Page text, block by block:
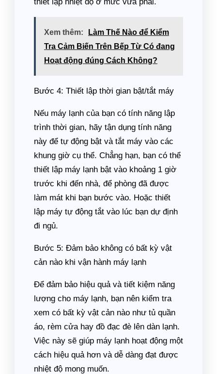
Xem thêm:
Làm Thế Nào để Kiểm
Tra Cảm Biến Trên Bếp Từ Có đang
Hoạt động đúng Cách Không?
Bước 4: Thiết lập thời gian bật/tắt máy
Nếu máy lạnh của bạn có tính năng lập
trình thời gian, hãy tận dụng tính năng
này để tự động bật và tắt máy vào các
khung giờ cụ thể. Chẳng hạn, bạn có thể
thiết lập máy lạnh bật vào khoảng 1 giờ
trước khi đến nhà, để phòng đã được
làm mát khi bạn bước vào. Hoặc thiết
lập máy tự động tắt vào lúc bạn dự định
đi ngủ.
Bước 5: Đảm bảo không có bất kỳ vật
cản nào khi vận hành máy lạnh
Để đảm bảo hiệu quả và tiết kiệm năng
lượng cho máy lạnh, bạn nên kiểm tra
xem có bất kỳ vật cản nào như tủ quần
áo, rèm cửa hay đồ đạc đè lên dàn lạnh.
Việc này sẽ giúp máy lạnh hoạt động một
cách hiệu quả hơn và dễ dàng đạt được
nhiệt độ mong muốn.